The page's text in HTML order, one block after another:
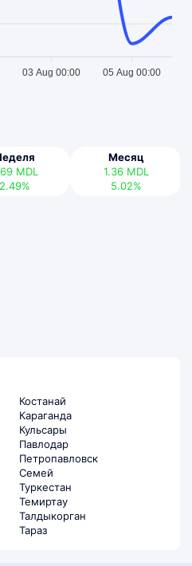
03 Aug 00:00 05 Aug 00:00
MDL
2.49%
Месяц
1.36 MDL
5.02%
Костанай
Караганда
Кульсары
Павлодар
Петропавловск
Семей
Туркестан
Темиртау
Талдыкорган
Тараз